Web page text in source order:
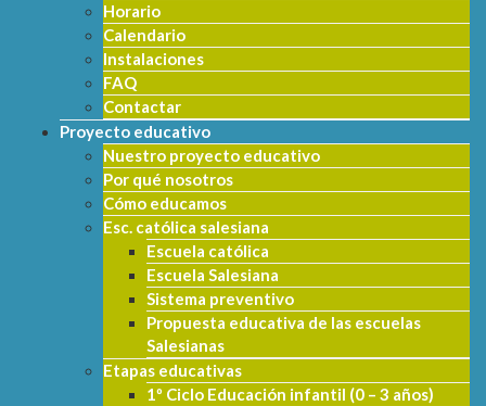
Horario
Calendario
Instalaciones
FAQ
Contactar
Proyecto educativo
Nuestro proyecto educativo
Por qué nosotros
Cómo educamos
Esc. católica salesiana
Escuela católica
Escuela Salesiana
Sistema preventivo
Propuesta educativa de las escuelas
Salesianas
Etapas educativas
1º Ciclo Educación infantil (0 – 3 años)